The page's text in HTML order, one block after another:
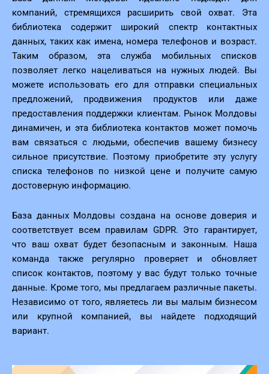
компаний, стремящихся расширить свой охват. Эта
библиотека содержит широкий спектр контактных
данных, таких как имена, номера телефонов и возраст.
Таким образом, эта служба мобильных списков
позволяет легко нацеливаться на нужных людей. Вы
можете использовать его для отправки специальных
предложений, продвижения продуктов или даже
предоставления поддержки клиентам. Рынок Молдовы
динамичен, и эта библиотека контактов может помочь
вам связаться с людьми, обеспечив вашему бизнесу
сильное присутствие. Поэтому приобретите эту услугу
списка телефонов по низкой цене и получите самую
достоверную информацию.
База данных Молдовы создана на основе доверия и
соответствует всем правилам GDPR. Это гарантирует,
что ваш охват будет безопасным и законным. Наша
команда также регулярно проверяет и обновляет
список контактов, поэтому у вас будут только точные
данные. Кроме того, мы предлагаем различные пакеты.
Независимо от того, являетесь ли вы малым бизнесом
или крупной компанией, вы найдете подходящий
вариант.